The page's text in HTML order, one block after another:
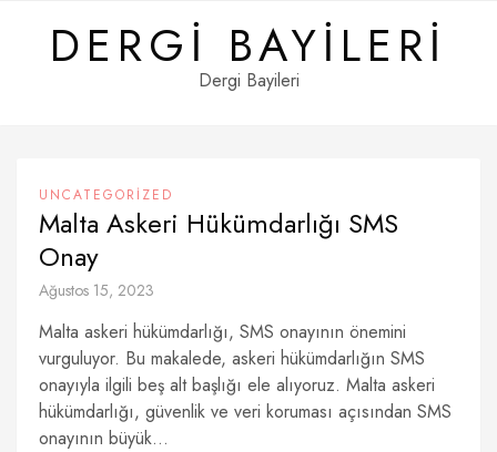
contentDERGI BAYILERI
Dergi Bayileri
UNCATEGORIZED
Malta Askeri Hükümdarlığı SMS
Onay
Ağustos 15, 2023
Malta askeri hükümdarlığı, SMS onayının önemini
vurguluyor. Bu makalede, askeri hükümdarlığın SMS
onayıyla ilgili beş alt başlığı ele alıyoruz. Malta askeri
hükümdarlığı, güvenlik ve veri koruması açısından SMS
onayının büyük...